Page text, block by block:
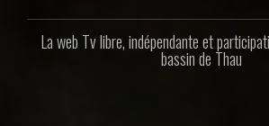
La web Tv libre, indépendante et
bassin de Thau